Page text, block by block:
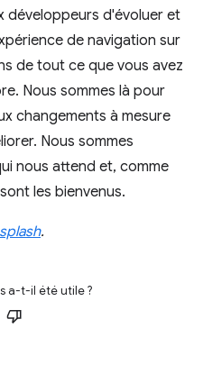
développeurs d'évoluer et
de navigation sur
de tout ce que vous avez
Nous sommes là pour
changements à mesure
Nous sommes
nous attend et, comme
les bienvenus.
.
a-t-il été utile ?